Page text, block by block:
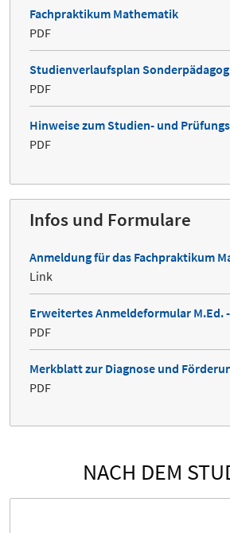
Fachpraktikum Mathematik
PDF
Studienverlaufsplan
PDF
Hinweise zum Studien- und
PDF
Infos und Formulare
Anmeldung für das Fachpraktikum
Link
Erweitertes Anmeldeformular M.Ed.
PDF
Merkblatt zur Diagnose und
PDF
NACH DEM